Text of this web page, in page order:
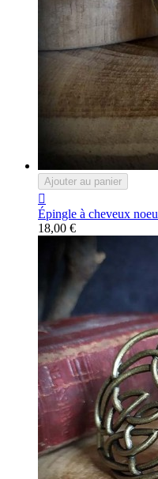
Ajouter au panier

Épingle à cheveux
18,00 €